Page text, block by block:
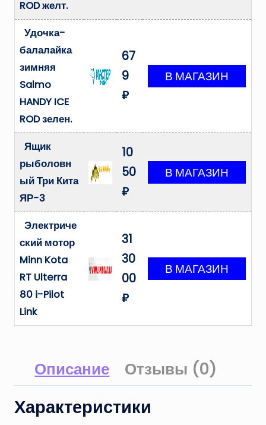
ROD желт.
Удочка-
балалайка
зимняя
Salmo
HANDY ICE
ROD зелен.
67
9
₽
Ящик
рыболовн
ый Три Кита
ЯР-3
10
50
₽
Электриче
ский мотор
Minn Kota
RT Ulterra
80 i-Pilot
Link
31
30
00
₽
Описание Отзывы (0)
Характеристики